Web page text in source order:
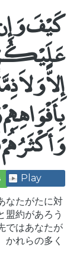
كَيْفَ
عَلَيْكُمْ
إِلاًّ
Play
なたがたに対
盟約があろう
ではあなたが
かれらの多く